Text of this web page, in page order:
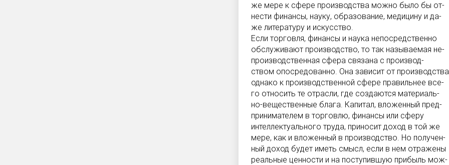
же мере к сфере производства можно было бы от-
нести финансы, науку, образование, медицину и да-
же литературу и искусство.
Если торговля, финансы и наука непосредственно
обслуживают производство, то так называемая не-
производственная сфера связана с производ-
ством опосредованно. Она зависит от
однако к производственной сфере правильнее все-
го относить те отрасли, где создаются материаль-
но-вещественные блага. Капитал, вложенный пред-
принимателем в торговлю, финансы или сферу
интеллектуального труда, приносит доход в той же
мере, как и вложенный в производство. Но получен-
ный доход будет иметь смысл, если в нем отражены
реальные ценности и на поступившую прибыль мож-